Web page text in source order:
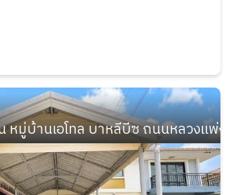
หมู่บ้านเอโทล บาหลีบีซ ถนนหลวงแพ่ง